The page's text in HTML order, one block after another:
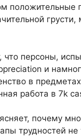
персоны,
и
в
работа в 7k
почему
трудностей